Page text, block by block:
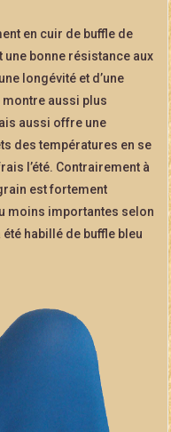
en cuir de buffle de
bonne résistance aux
longévité et d’une
aussi plus
aussi offre une
des températures en se
l’été. Contrairement à
est fortement
moins importantes selon
été habillé de buffle bleu